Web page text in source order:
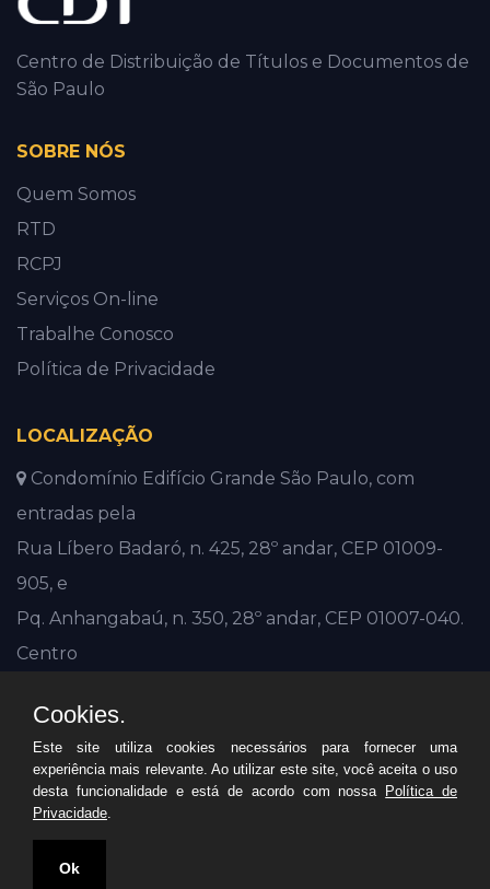
Centro de Distribuição de Títulos e Documentos de
São Paulo
SOBRE NÓS
Quem Somos
RTD
RCPJ
Serviços On-line
Trabalhe Conosco
Política de Privacidade
LOCALIZAÇÃO
Condomínio Edifício Grande São Paulo, com
entradas pela
Rua Líbero Badaró, n. 425, 28º andar, CEP 01009-
905, e
Pq. Anhangabaú, n. 350, 28º andar, CEP 01007-040.
Centro
(11) 3248 1000
Horário de atendimento: 2ª à 6ª feira, das 09h às 16h
Cookies.
Este site utiliza cookies necessários para fornecer uma
experiência mais relevante. Ao utilizar este site, você aceita o uso
desta funcionalidade e está de acordo com nossa Política de
Privacidade.
Ok